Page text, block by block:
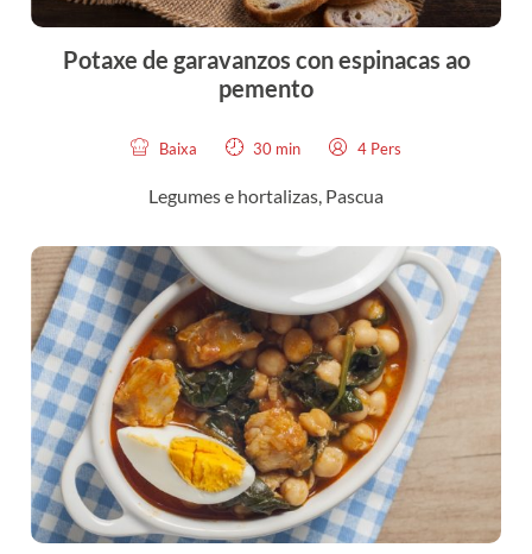
Potaxe de garavanzos con espinacas ao
pemento
Baixa 30 min 4 Pers
Legumes e hortalizas, Pascua